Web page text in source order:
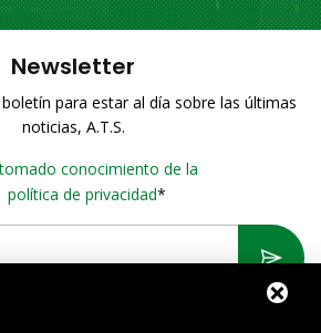
Newsletter
para estar al día sobre las últimas
noticias, A.T.S.
conocimiento de la
política de privacidad*